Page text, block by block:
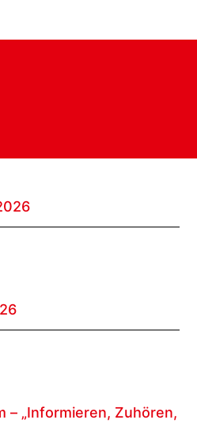
– „Informieren, Zuhören,